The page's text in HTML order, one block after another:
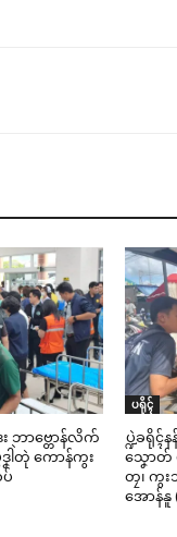
ဘာဗ္တောန်လိက်
ဒၞါဲတုဲ ကောန်ကွး
ပရိုၚ်
ပ္ဍဲခရို
သၞောတ်
တၠ၊ ကွး
အောန်နူ